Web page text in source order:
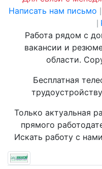
Написать нам письмо
Работа рядом с
вакансии и
области.
Бесплатная
Только актуальная
прямого
Искать работу с